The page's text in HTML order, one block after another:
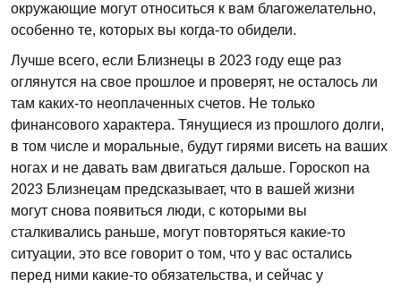
окружающие могут относиться к вам благожелательно,
особенно те, которых вы когда-то обидели.
Лучше всего, если Близнецы в 2023 году еще раз
оглянутся на свое прошлое и проверят, не осталось ли
там каких-то неоплаченных счетов. Не только
финансового характера. Тянущиеся из прошлого долги,
в том числе и моральные, будут гирями висеть на ваших
ногах и не давать вам двигаться дальше. Гороскоп на
2023 Близнецам предсказывает, что в вашей жизни
могут снова появиться люди, с которыми вы
сталкивались раньше, могут повторяться какие-то
ситуации, это все говорит о том, что у вас остались
перед ними какие-то обязательства, и сейчас у